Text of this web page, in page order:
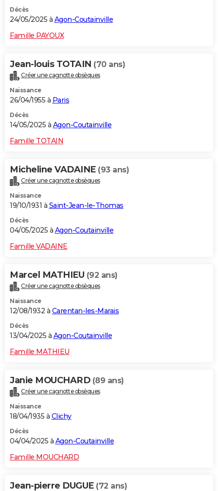
Décès
24/05/2025 à Agon-Coutainville
Famille PAYOUX
Jean-louis TOTAIN (70 ans)
Créer une cagnotte obsèques
Naissance
26/04/1955 à Paris
Décès
14/05/2025 à Agon-Coutainville
Famille TOTAIN
Micheline VADAINE (93 ans)
Créer une cagnotte obsèques
Naissance
19/10/1931 à Saint-Jean-le-Thomas
Décès
04/05/2025 à Agon-Coutainville
Famille VADAINE
Marcel MATHIEU (92 ans)
Créer une cagnotte obsèques
Naissance
12/08/1932 à Carentan-les-Marais
Décès
13/04/2025 à Agon-Coutainville
Famille MATHIEU
Janie MOUCHARD (89 ans)
Créer une cagnotte obsèques
Naissance
18/04/1935 à Clichy
Décès
04/04/2025 à Agon-Coutainville
Famille MOUCHARD
Jean-pierre DUGUE (72 ans)